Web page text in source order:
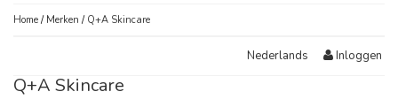
Home / Merken / Q+A Skincare
Nederlands Inloggen
Q+A Skincare